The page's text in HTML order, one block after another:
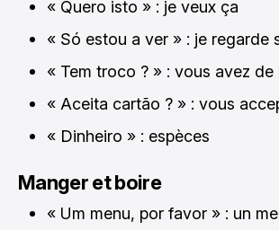
« Quero isto » : je veux ça
« Só estou a ver » : je regarde
« Tem troco ? » : vous avez de
« Aceita cartão ? » : vous
« Dinheiro » : espèces
Manger et boire
« Um menu, por favor » : un